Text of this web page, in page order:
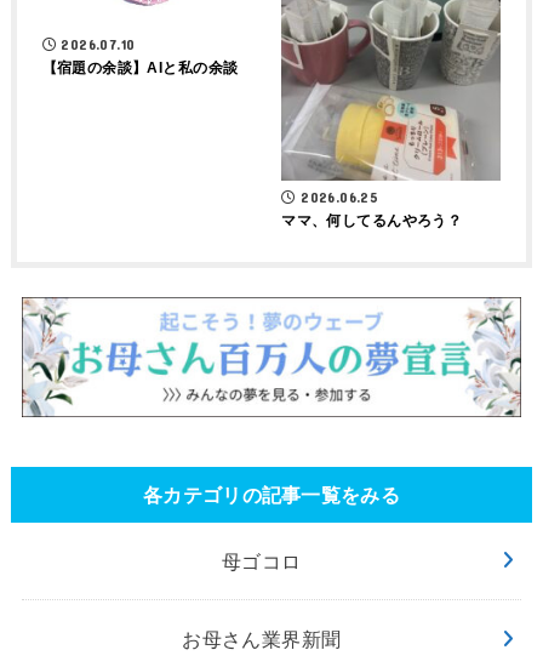
2026.07.10
【宿題の余談】AIと私の余談
2026.06.25
ママ、何してるんやろう？
各カテゴリの記事一覧をみる
母ゴコロ
お母さん業界新聞